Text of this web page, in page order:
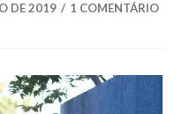
DE 2019 1 COMENTÁRIO